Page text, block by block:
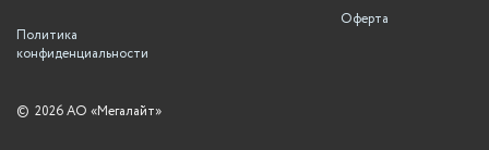
Оферта
Политика
конфиденциальности
© 2026 АО «Мегалайт»